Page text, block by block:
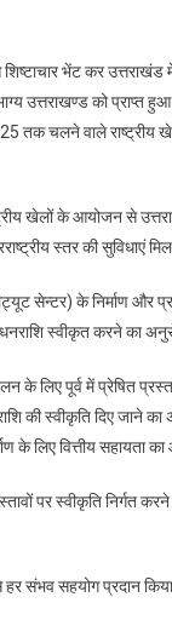
भेंट कर उत्तराखंड
उत्तराखण्ड को प्राप्त
चलने वाले राष्ट्रीय
खेलों के आयोजन से
स्तर की सुविधाएं
सेन्टर) के निर्माण और
स्वीकृत करने का
लिए पूर्व में प्रेषित
की स्वीकृति दिए जाने
के लिए वित्तीय सहायता
पर स्वीकृति निर्गत
संभव सहयोग प्रदान किया